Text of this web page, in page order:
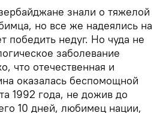
знали о тяжелой
но все же надеялись на
победить недуг. Но чуда не
заболевание
что отечественная и
оказалась беспомощной
1992 года, не дожив до
10 дней, любимец нации,